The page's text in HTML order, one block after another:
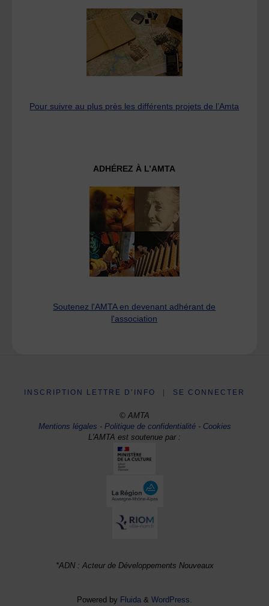
Pour suivre au plus près les différents projets de l’Amta
ADHÉREZ À L’AMTA
Soutenez l'AMTA en devenant adhérant de
l'association
INSCRIPTION LETTRE D’INFO SE CONNECTER
© AMTA
Mentions légales -Politique de confidentialité- Cookies
L'AMTA est soutenue par :
*ADN : Acteur de Développements Nouveaux
Powered by Fluida & WordPress.